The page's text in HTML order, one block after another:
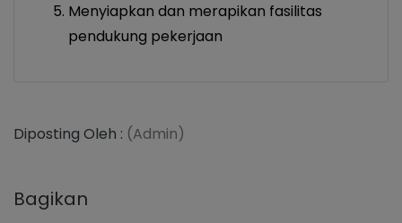
Menyiapkan dan merapikan fasilitas
pendukung pekerjaan
Diposting Oleh : (Admin)
Bagikan